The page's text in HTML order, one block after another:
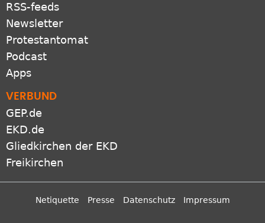
RSS-feeds
Newsletter
Protestantomat
Podcast
Apps
VERBUND
GEP.de
EKD.de
Gliedkirchen der EKD
Freikirchen
Netiquette Presse Datenschutz Impressum